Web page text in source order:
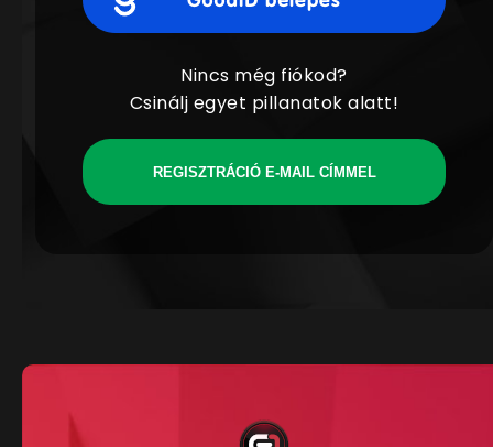
Nincs még fiókod?
Csinálj egyet pillanatok alatt!
REGISZTRÁCIÓ E-MAIL CÍMMEL